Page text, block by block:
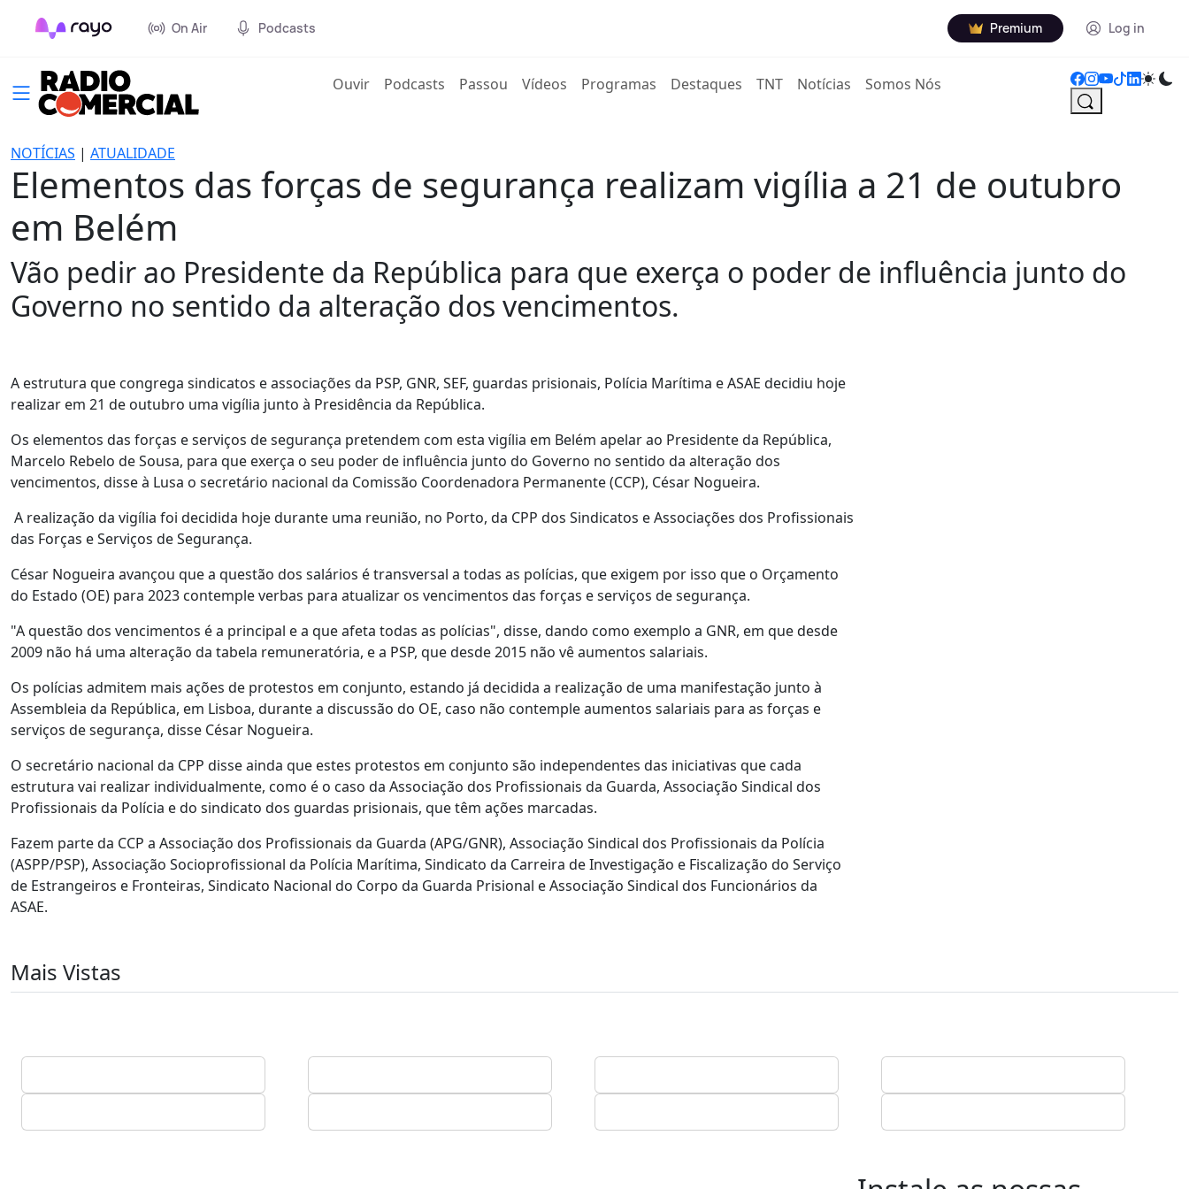
On Air Podcasts Premium Log in
Ouvir(current)
Podcasts Passou Vídeos Programas Destaques TNT Notícias Somos Nós
NOTÍCIAS | ATUALIDADE
Elementos das forças de segurança realizam vigília a 21 de outubro
em Belém
Vão pedir ao Presidente da República para que exerça o poder de influência junto do
Governo no sentido da alteração dos vencimentos.
A estrutura que congrega sindicatos e associações da PSP, GNR, SEF, guardas prisionais, Polícia Marítima e ASAE decidiu hoje
realizar em 21 de outubro uma vigília junto à Presidência da República.
Os elementos das forças e serviços de segurança pretendem com esta vigília em Belém apelar ao Presidente da República,
Marcelo Rebelo de Sousa, para que exerça o seu poder de influência junto do Governo no sentido da alteração dos
vencimentos, disse à Lusa o secretário nacional da Comissão Coordenadora Permanente (CCP), César Nogueira.
A realização da vigília foi decidida hoje durante uma reunião, no Porto, da CPP dos Sindicatos e Associações dos Profissionais
das Forças e Serviços de Segurança.
César Nogueira avançou que a questão dos salários é transversal a todas as polícias, que exigem por isso que o Orçamento
do Estado (OE) para 2023 contemple verbas para atualizar os vencimentos das forças e serviços de segurança.
"A questão dos vencimentos é a principal e a que afeta todas as polícias", disse, dando como exemplo a GNR, em que desde
2009 não há uma alteração da tabela remuneratória, e a PSP, que desde 2015 não vê aumentos salariais.
Os polícias admitem mais ações de protestos em conjunto, estando já decidida a realização de uma manifestação junto à
Assembleia da República, em Lisboa, durante a discussão do OE, caso não contemple aumentos salariais para as forças e
serviços de segurança, disse César Nogueira.
O secretário nacional da CPP disse ainda que estes protestos em conjunto são independentes das iniciativas que cada
estrutura vai realizar individualmente, como é o caso da Associação dos Profissionais da Guarda, Associação Sindical dos
Profissionais da Polícia e do sindicato dos guardas prisionais, que têm ações marcadas.
Fazem parte da CCP a Associação dos Profissionais da Guarda (APG/GNR), Associação Sindical dos Profissionais da Polícia
(ASPP/PSP), Associação Socioprofissional da Polícia Marítima, Sindicato da Carreira de Investigação e Fiscalização do Serviço
de Estrangeiros e Fronteiras, Sindicato Nacional do Corpo da Guarda Prisional e Associação Sindical dos Funcionários da
ASAE.
Mais Vistas